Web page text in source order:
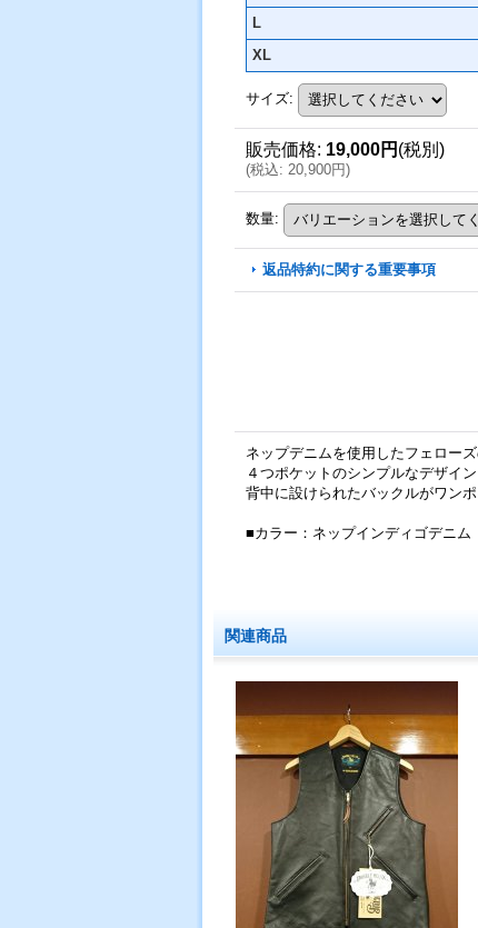
L
XL
サイズ:
販売価格: 19,000円 (税別)
(税込: 20,900円)
数量:
返品特約に関する重要事項
ネップデニムを使用したフェロー
４つポケットのシンプルなデザイン
背中に設けられたバックルがワン
■カラー：ネップインディゴデニム
関連商品